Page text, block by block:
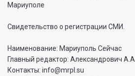
Мариуполе
Свидетельство о регистрации СМИ.
Наименование: Мариуполь Сейчас
Главный редактор: Александрович А.А.
Контакты: info@mrpl.su